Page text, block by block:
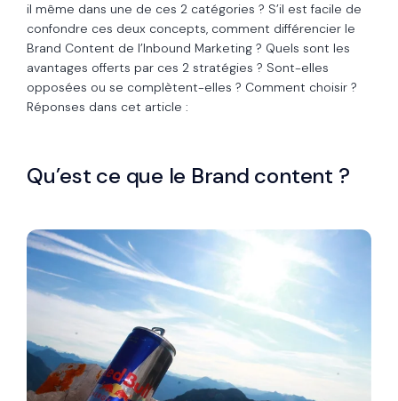
il même dans une de ces 2 catégories ? S’il est facile de
confondre ces deux concepts, comment différencier le
Brand Content de l’Inbound Marketing ? Quels sont les
avantages offerts par ces 2 stratégies ? Sont-elles
opposées ou se complètent-elles ? Comment choisir ?
Réponses dans cet article :
Qu’est ce que le Brand content ?